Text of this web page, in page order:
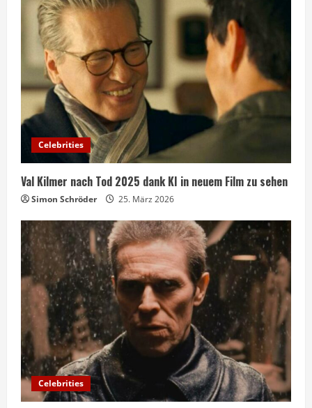
Celebrities
Val Kilmer nach Tod 2025 dank KI in neuem Film zu sehen
Simon Schröder 25. März 2026
Celebrities